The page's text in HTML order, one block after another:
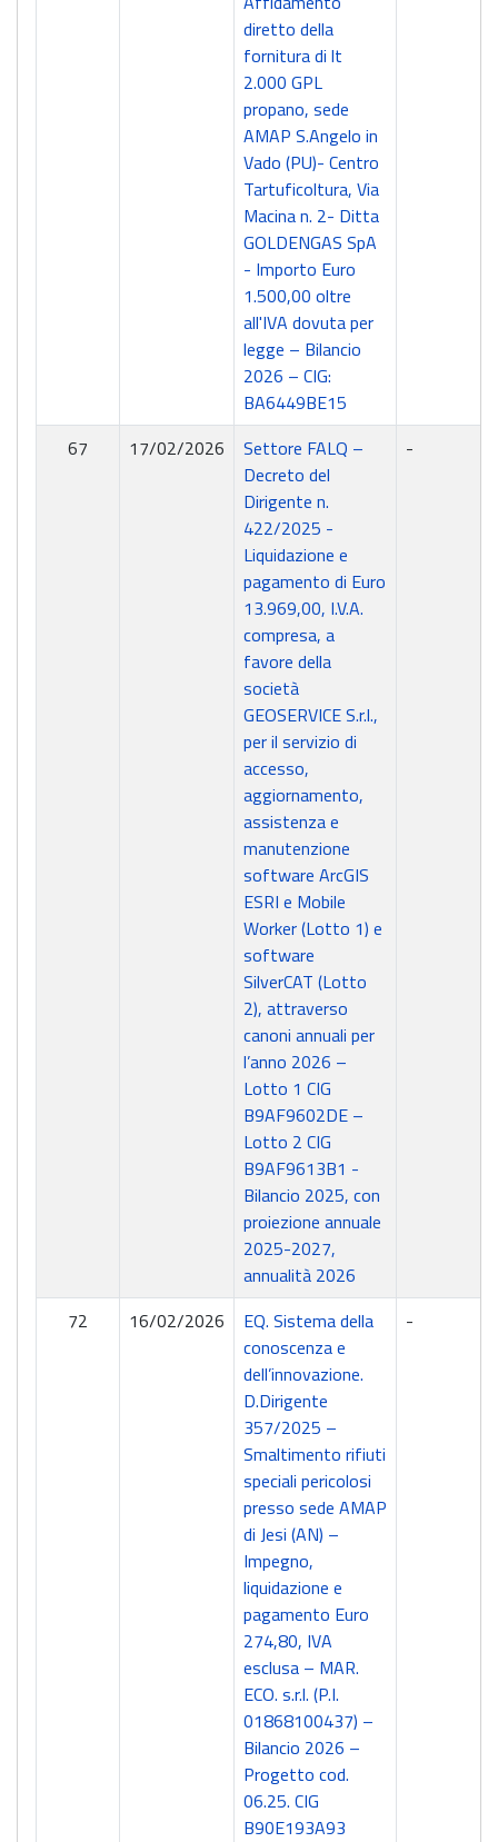
diretto della
fornitura di lt
2.000 GPL
propano, sede
AMAP S.Angelo in
Vado (PU)- Centro
Tartuficoltura, Via
Macina n. 2- Ditta
GOLDENGAS SpA
- Importo Euro
1.500,00 oltre
all'IVA dovuta per
legge – Bilancio
2026 – CIG:
BA6449BE15
67
17/02/2026
Settore FALQ –
Decreto del
Dirigente n.
422/2025 -
Liquidazione e
pagamento di Euro
13.969,00, I.V.A.
compresa, a
favore della
società
GEOSERVICE S.r.l.,
per il servizio di
accesso,
aggiornamento,
assistenza e
manutenzione
software ArcGIS
ESRI e Mobile
Worker (Lotto 1) e
software
SilverCAT (Lotto
2), attraverso
canoni annuali per
l’anno 2026 –
Lotto 1 CIG
B9AF9602DE –
Lotto 2 CIG
B9AF9613B1 -
Bilancio 2025, con
proiezione annuale
2025-2027,
annualità 2026
-
72 16/02/2026
EQ. Sistema della
conoscenza e
dell’innovazione.
D.Dirigente
357/2025 –
Smaltimento rifiuti
speciali pericolosi
presso sede AMAP
di Jesi (AN) –
Impegno,
liquidazione e
pagamento Euro
274,80, IVA
esclusa – MAR.
ECO. s.r.l. (P.I.
01868100437) –
Bilancio 2026 –
Progetto cod.
06.25. CIG
B90E193A93
-